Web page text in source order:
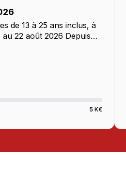
de 13 à 25 ans inclus, à
au 22 août 2026 Depuis
(FMA) et religieux
5 K€